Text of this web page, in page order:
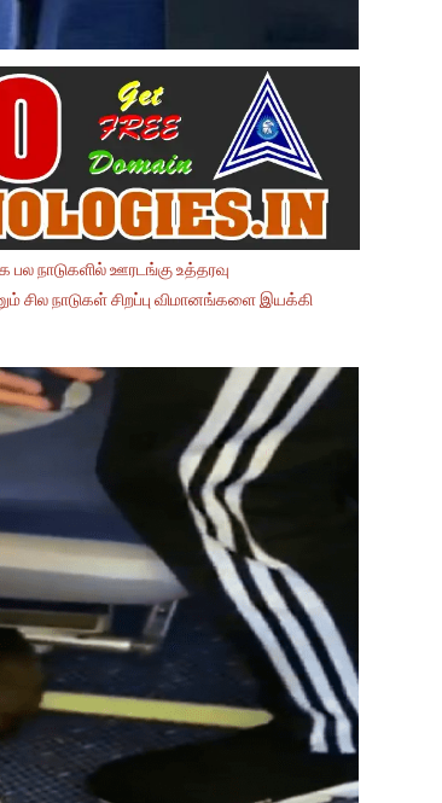
நாடுகளில் ஊரடங்கு உத்தரவு
சில நாடுகள் சிறப்பு விமானங்களை இயக்கி